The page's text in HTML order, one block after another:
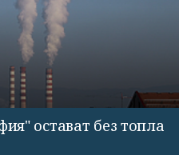
остават без топла